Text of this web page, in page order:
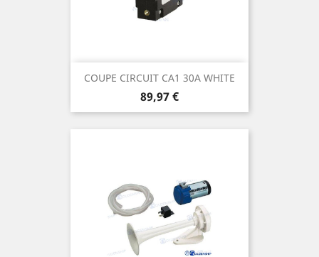
COUPE CIRCUIT CA1 30A WHITE
Prix
89,97 €